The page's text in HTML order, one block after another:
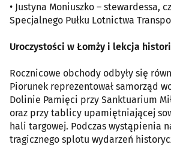
• Justyna Moniuszko – stewardessa,
Specjalnego Pułku Lotnictwa
Uroczystości w Łomży i lekcja
Rocznicowe obchody odbyły się
Piorunek reprezentował samorząd
Dolinie Pamięci przy Sanktuarium
oraz przy tablicy upamiętniającej
hali targowej. Podczas wystąpienia
tragicznego splotu wydarzeń